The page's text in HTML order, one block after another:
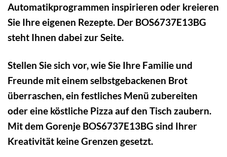
Automatikprogrammen inspirieren oder kreieren
Sie Ihre eigenen Rezepte. Der BOS6737E13BG
steht Ihnen dabei zur Seite.
Stellen Sie sich vor, wie Sie Ihre Familie und
Freunde mit einem selbstgebackenen Brot
überraschen, ein festliches Menü zubereiten
oder eine köstliche Pizza auf den Tisch zaubern.
Mit dem Gorenje BOS6737E13BG sind Ihrer
Kreativität keine Grenzen gesetzt.